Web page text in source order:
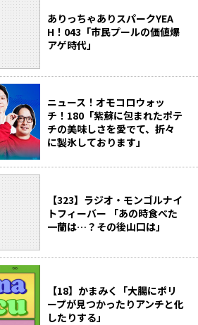
ありっちゃありスパークYEA
H！043「市民プールの価値爆
アゲ時代」
ニュース！オモコロウォッ
チ！180「紫蘇に包まれたポテ
チの美味しさを愛でて、折々
に製氷しております」
【323】ラジオ・モンゴルナイ
トフィーバー 「あの時食べた
一蘭は…？その後山口は」
【18】かまみく「大腸にポリ
ープが見つかったりアンチと化
したりする」